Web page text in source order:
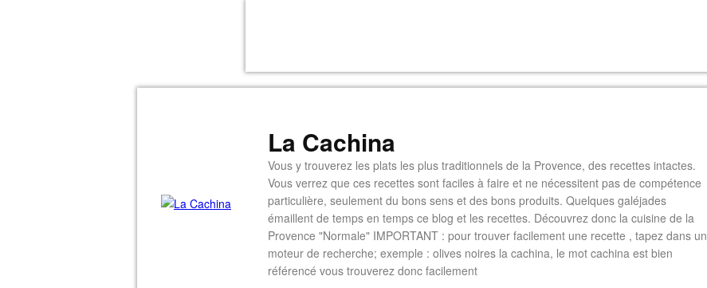
La Cachina
Vous y trouverez les plats les plus traditionnels de la Provence, des recettes intactes.
Vous verrez que ces recettes sont faciles à faire et ne nécessitent pas de compétence
particulière, seulement du bons sens et des bons produits. Quelques galéjades
émaillent de temps en temps ce blog et les recettes. Découvrez donc la cuisine de la
Provence "Normale" IMPORTANT : pour trouver facilement une recette , tapez dans un
moteur de recherche; exemple : olives noires la cachina, le mot cachina est bien
référencé vous trouverez donc facilement